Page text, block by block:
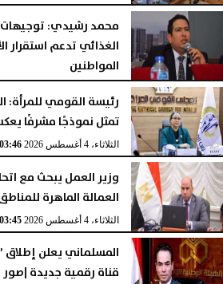
محمد رشيدي: توجيهات
الغذائي تدعم
المواطنين
الثلاثاء، 4 أغسطس 2026
رئيسة القومي للمرأة:
تمثل نموذجًا مشرفًا
الثلاثاء، 4 أغسطس 2026 03:46 مـ
وزير العمل يبحث مع
العمالة الماهرة
الثلاثاء، 4 أغسطس 2026 03:45 مـ
المسلماني يعلن إطلاق
قناة رقمية جديدة |صور